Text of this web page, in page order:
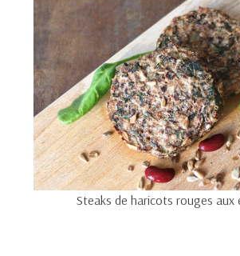
Steaks de haricots rouges aux